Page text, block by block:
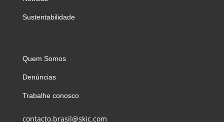
Sustentabilidade
Quem Somos
Denúncias
Trabalhe conosco
contacto.brasil@skic.com